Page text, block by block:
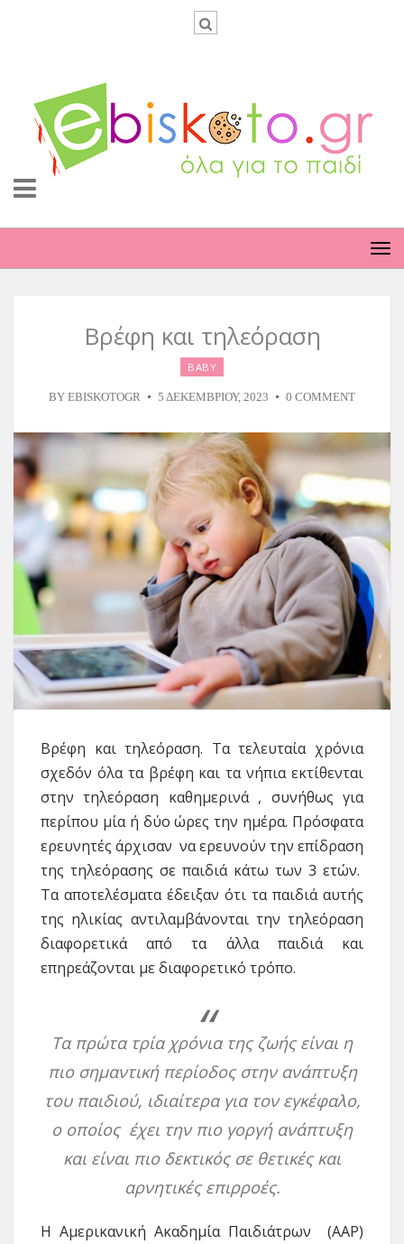
Βρέφη και τηλεόραση
BABY
BY EBISKOTOGR 5 ΔΕΚΕΜΒΡΊΟΥ, 2023 0 COMMENT
Βρέφη και τηλεόραση. Τα τελευταία χρόνια
σχεδόν όλα τα βρέφη και τα νήπια εκτίθενται
στην τηλεόραση καθημερινά , συνήθως για
περίπου μία ή δύο ώρες την ημέρα. Πρόσφατα
ερευνητές άρχισαν να ερευνούν την επίδραση
της τηλεόρασης σε παιδιά κάτω των 3 ετών.
Τα αποτελέσματα έδειξαν ότι τα παιδιά αυτής
της ηλικίας αντιλαμβάνονται την τηλεόραση
διαφορετικά από τα άλλα παιδιά και
επηρεάζονται με διαφορετικό τρόπο.
Τα πρώτα τρία χρόνια της ζωής είναι η
πιο σημαντική περίοδος στην ανάπτυξη
του παιδιού, ιδιαίτερα για τον εγκέφαλο,
ο οποίος έχει την πιο γοργή ανάπτυξη
και είναι πιο δεκτικός σε θετικές και
αρνητικές επιρροές.
Η Αμερικανική Ακαδημία Παιδιάτρων (AAP)